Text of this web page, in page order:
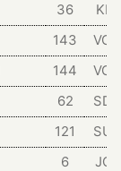
36
KIN
143
VCH
144
VCH
62
SDO
121
SUN
6
JCL